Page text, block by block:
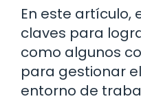
En este artículo,
claves para
como algunos
para gestionar
entorno de